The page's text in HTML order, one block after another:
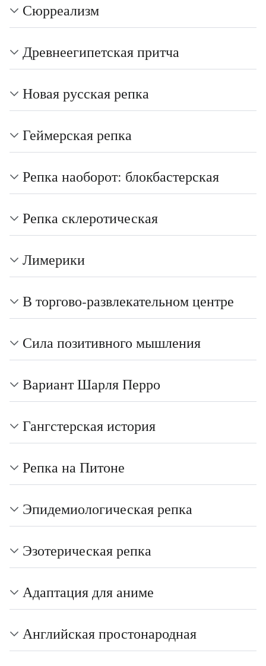
Сюрреализм
Древнеегипетская притча
Новая русская репка
Геймерская репка
Репка наоборот: блокбастерская
Репка склеротическая
Лимерики
В торгово-развлекательном центре
Сила позитивного мышления
Вариант Шарля Перро
Гангстерская история
Репка на Питоне
Эпидемиологическая репка
Эзотерическая репка
Адаптация для аниме
Английская простонародная